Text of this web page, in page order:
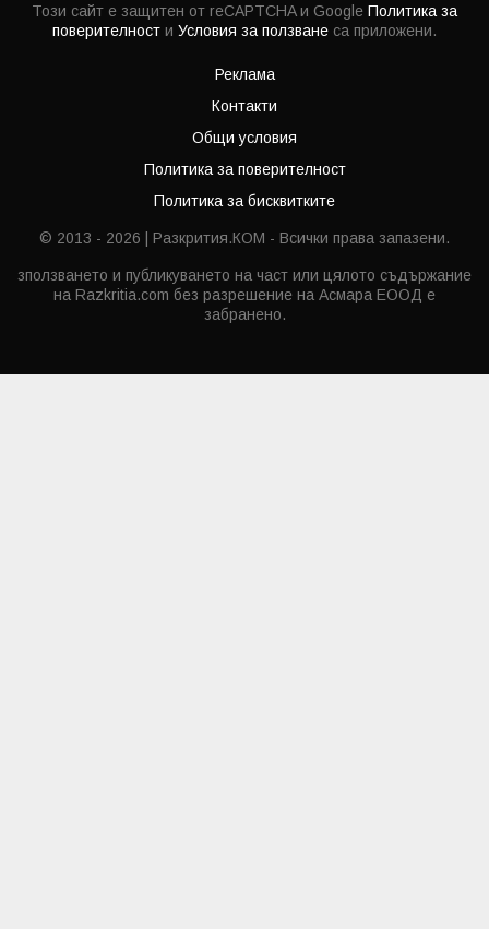
Този сайт е защитен от reCAPTCHA и Google Политика за
поверителност и Условия за ползване са приложени.
Реклама
Контакти
Общи условия
Политика за поверителност
Политика за бисквитките
© 2013 - 2026 | Разкрития.КОМ - Всички права запазени.
зползването и публикуването на част или цялото съдържание
на Razkritia.com без разрешение на Асмара ЕООД е
забранено.